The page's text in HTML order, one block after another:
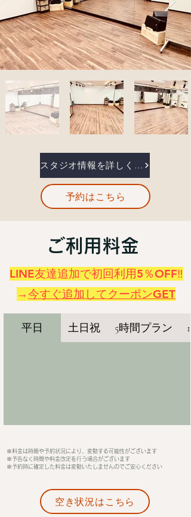
スタジオ情報を詳しく見る
予約はこちら
​ご利用料金
LINE友達追加で初回利用5％OFF‼
→今すぐ追加してクーポンGET
平日 土日祝 5時間プラン
※料金は時期や予約状況により、変動する可能性がございます
※予告なく時間や料金改定を行う場合がございます
※予約時に確定した料金は変動いたしませんのでご安心ください
空き状況はこちら